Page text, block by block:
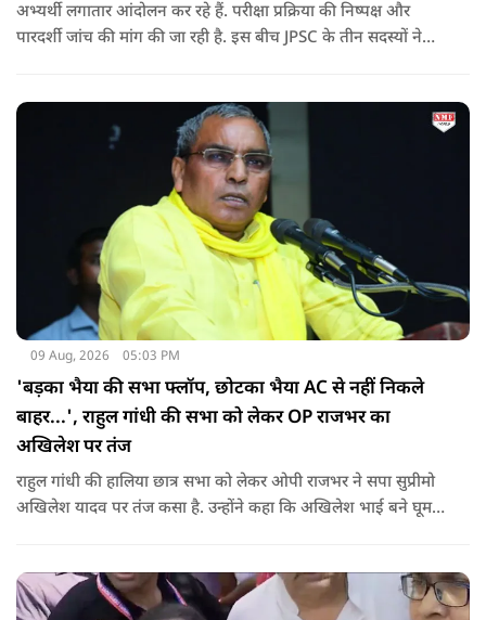
अभ्यर्थी लगातार आंदोलन कर रहे हैं. परीक्षा प्रक्रिया की निष्पक्ष और
पारदर्शी जांच की मांग की जा रही है. इस बीच JPSC के तीन सदस्यों ने
09 Aug, 2026 05:03 PM
'बड़का भैया की सभा फ्लॉप, छोटका भैया AC से नहीं निकले
बाहर...', राहुल गांधी की सभा को लेकर OP राजभर का
अखिलेश पर तंज
राहुल गांधी की हालिया छात्र सभा को लेकर ओपी राजभर ने सपा सुप्रीमो
अखिलेश यादव पर तंज कसा है. उन्होंने कहा कि अखिलेश भाई बने घूम